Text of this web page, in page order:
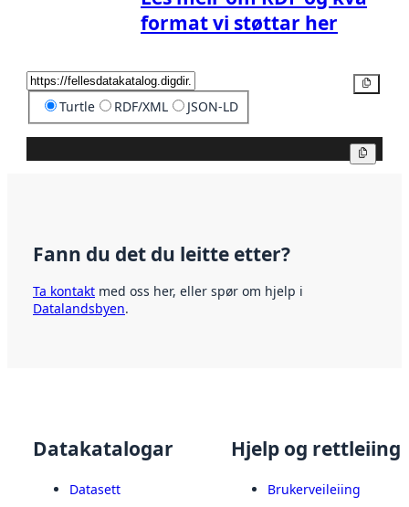
format vi støttar her
Turtle RDF/XML JSON-LD
Fann du det du leitte etter?
Ta kontakt med oss her, eller spør om hjelp i
Datalandsbyen.
Datakatalogar
Datasett
Hjelp og rettleiing
Brukerveileiing